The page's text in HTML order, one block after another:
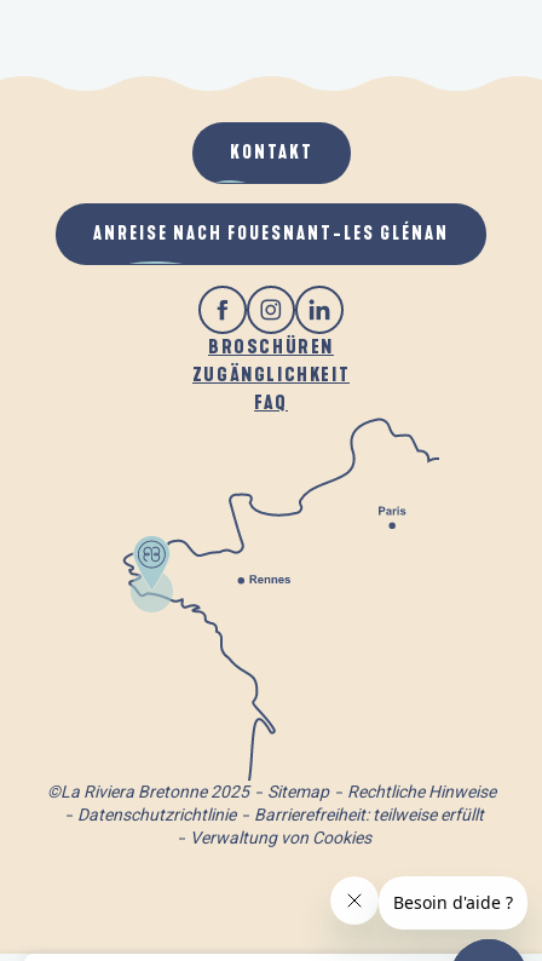
BROSCHÜREN
ZUGÄNGLICHKEIT
FAQ
KONTAKT
ANREISE NACH FOUESNANT-LES GLÉNAN
©La Riviera Bretonne 2025 Sitemap
Rechtliche Hinweise
Datenschutzrichtlinie
Barrierefreiheit: teilweise erfüllt
Verwaltung von Cookies